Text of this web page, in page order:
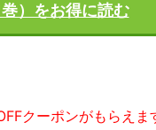
）をお得に読む
クーポンがもらえま